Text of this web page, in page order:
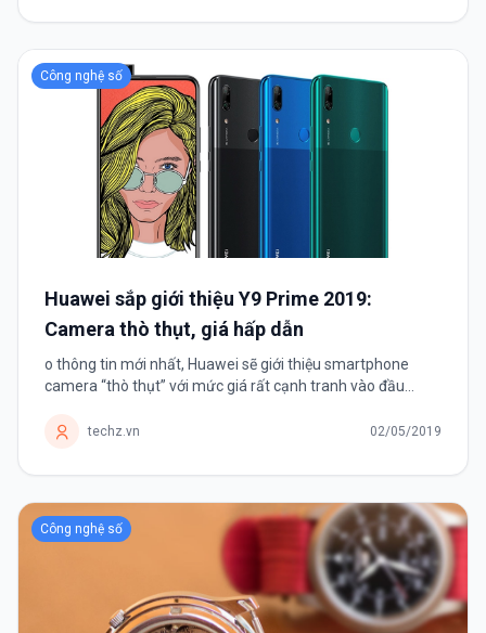
Công nghệ số
Huawei sắp giới thiệu Y9 Prime 2019:
Camera thò thụt, giá hấp dẫn
o thông tin mới nhất, Huawei sẽ giới thiệu smartphone
camera “thò thụt” với mức giá rất cạnh tranh vào đầu
techz.vn 02/05/2019
Công nghệ số